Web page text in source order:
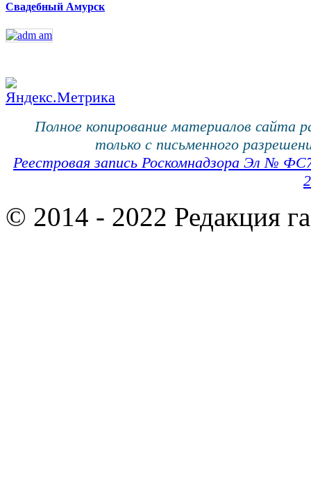
Свадебный Амурск
Полное копирование материалов сайта
только с письменного
Реестровая запись Роскомнадзора Эл №
© 2014 - 2022 Редакция